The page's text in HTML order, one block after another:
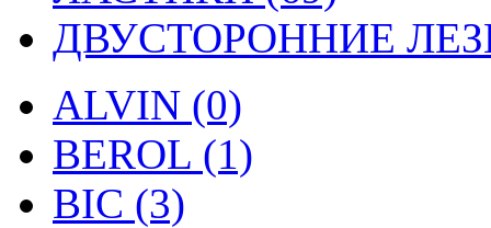
ДВУСТОРОННИЕ
ALVIN (0)
BEROL (1)
BIC (3)